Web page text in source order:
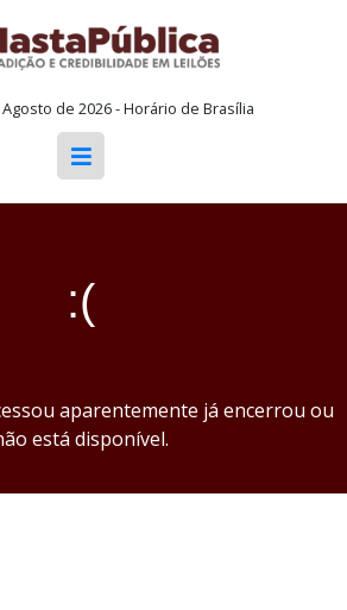
de 2026 - Horário de Brasília
:(
aparentemente já encerrou ou
está disponível.